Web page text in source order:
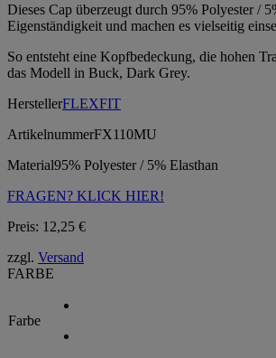
Dieses Cap überzeugt durch 95% Polyester /
Eigenständigkeit und machen es vielseitig
So entsteht eine Kopfbedeckung, die hohen
das Modell in Buck, Dark Grey.
HerstellerFLEXFIT
ArtikelnummerFX110MU
Material95% Polyester / 5% Elasthan
FRAGEN? KLICK HIER!
Preis: 12,25 €
zzgl. Versand
FARBE
Farbe